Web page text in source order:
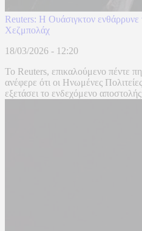
Reuters: Η Ουάσιγκτον ενθάρρυνε
Χεζμπολάχ
18/03/2026 - 12:20
Το Reuters, επικαλούμενο πέντε
ανέφερε ότι οι Ηνωμένες
εξετάσει το ενδεχόμενο